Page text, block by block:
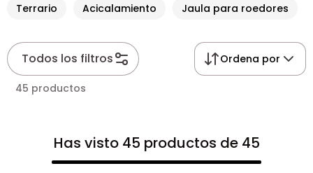
Terrario Acicalamiento Jaula para roedores
Todos los filtros Ordena por
45 productos
Has visto 45 productos de 45